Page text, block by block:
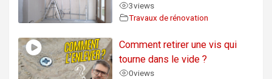
3views
Travaux de rénovation
Comment retirer une vis qui
tourne dans le vide ?
0views